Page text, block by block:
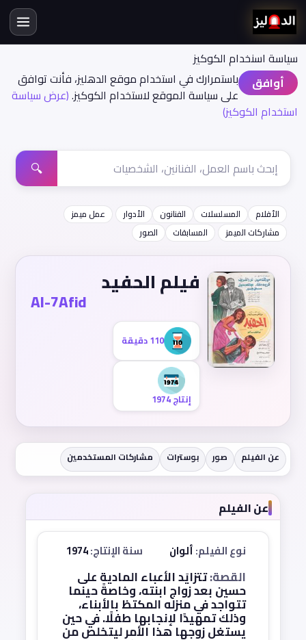
سياسة اسنخدام الكوكيز
أوافق
باستمرارك في استخدام موقع الدهليز، فأنت توافق
على سياسة الموقع لاستخدام الكوكيز.(عرض سياسة
استخدام الكوكيز)
🔍
الأفلام المسلسلات الفنانون الأدوار
عمل ميمز
مشاركات الميمز
المسابقات الصور
فيلم الحفيد
Al-7Afid
110 دقيقة
إنتاج 1974
عن الفيلم صور بوسترات مشاركات المستخدمين
عن الفيلم
نوع الفيلم:ألوان سنة الإنتاج:
القصة:تتزايَد الأعباء المادية على
حسين بعد زواج ابنته، وخاصةً حينما
تتواجد في منزله المكتظ بالأبناء،
وذلك تمهيدًا لإنجابها طفلًا. في حين
يستغل زوجها هذا الأمر ليتخلص من